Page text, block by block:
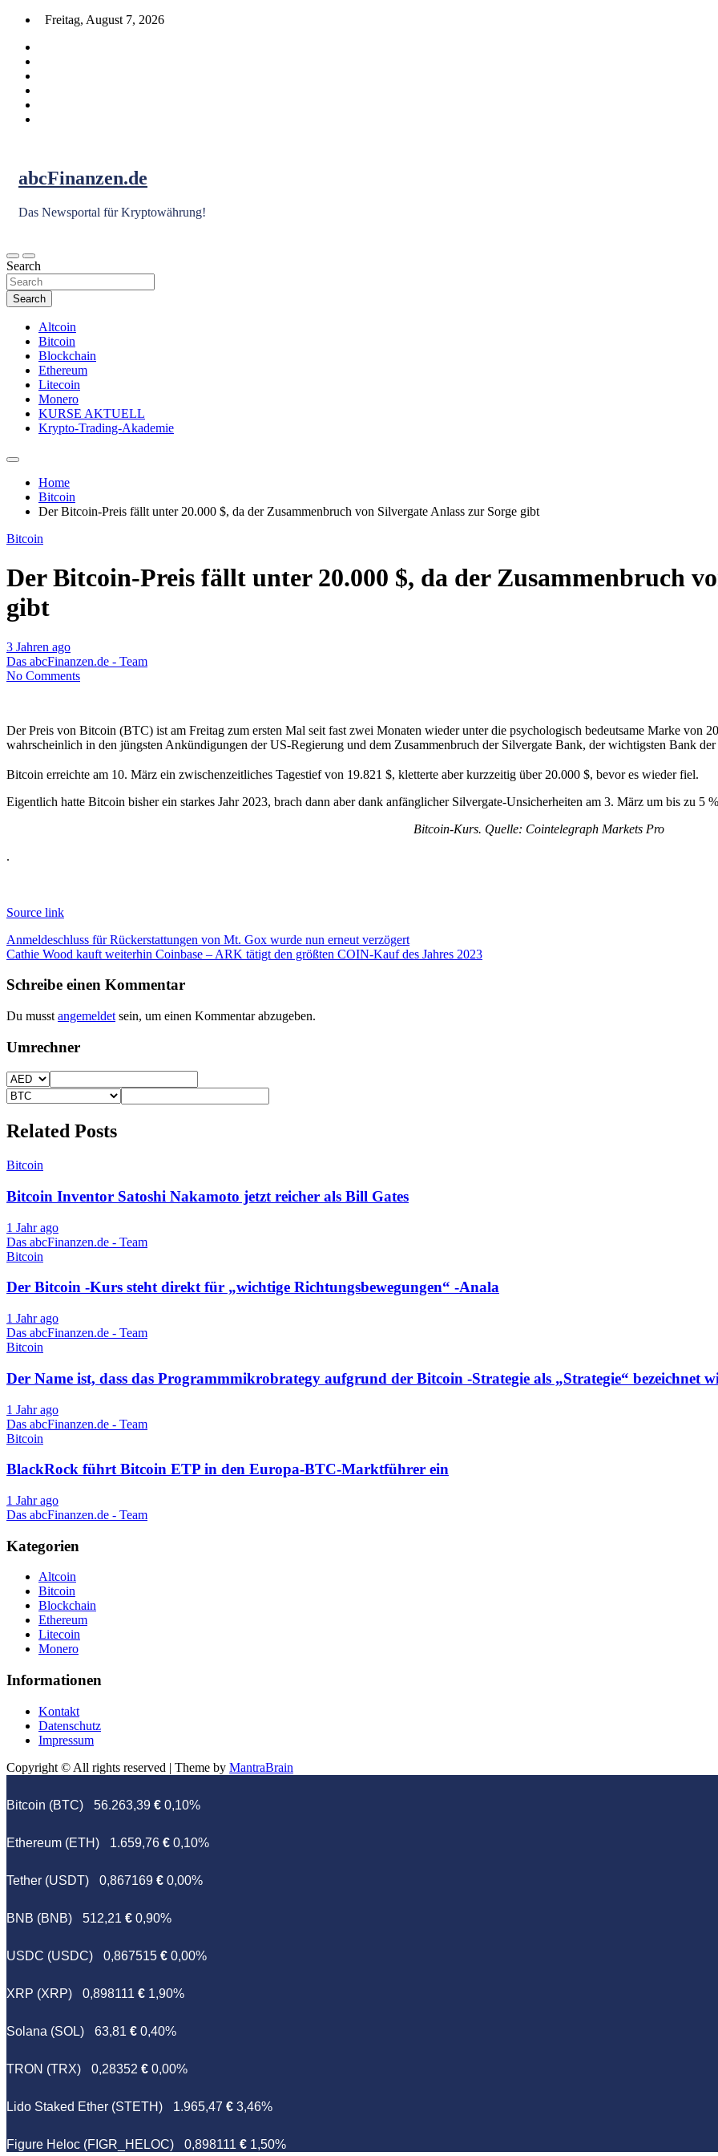
Skip
content
Freitag, August 7, 2026
abcFinanzen.de
Das Newsportal für Kryptowährung!
Search
Search
Altcoin
Bitcoin
Blockchain
Ethereum
Litecoin
Monero
KURSE AKTUELL
Krypto-Trading-Akademie
Home
Bitcoin
Der Bitcoin-Preis fällt unter 20.000 $, da der Zusammenbruch von Silvergate Anlass zur Sorge gibt
Bitcoin
Der Bitcoin-Preis fällt unter 20.000 $, da der Zusammenbruch
gibt
3 Jahren ago
Das abcFinanzen.de - Team
No Comments
Der Preis von Bitcoin (BTC) ist am Freitag zum ersten Mal seit fast zwei Monaten wieder unter die psychologisch bedeutsame Marke von
wahrscheinlich in den jüngsten Ankündigungen der US-Regierung und dem Zusammenbruch der Silvergate Bank, der wichtigsten Bank
Bitcoin erreichte am 10. März ein zwischenzeitliches Tagestief von 19.821 $, kletterte aber kurzzeitig über 20.000 $, bevor es wieder fiel.
Eigentlich hatte Bitcoin bisher ein starkes Jahr 2023, brach dann aber dank anfänglicher Silvergate-Unsicherheiten am 3. März um bis zu 5
Bitcoin-Kurs. Quelle: Cointelegraph Markets Pro
.
Source link
Beitragsnavigation
Anmeldeschluss für Rückerstattungen von Mt. Gox wurde nun erneut verzögert
Cathie Wood kauft weiterhin Coinbase – ARK tätigt den größten COIN-Kauf des Jahres 2023
Schreibe einen Kommentar
Du musst angemeldet sein, um einen Kommentar abzugeben.
Umrechner
Related Posts
Bitcoin
Bitcoin Inventor Satoshi Nakamoto jetzt reicher als Bill Gates
1 Jahr ago
Das abcFinanzen.de - Team
Bitcoin
Der Bitcoin -Kurs steht direkt für „wichtige Richtungsbewegungen“ -Anala
1 Jahr ago
Das abcFinanzen.de - Team
Bitcoin
Der Name ist, dass das Programmmikrobrategy aufgrund der Bitcoin -Strategie als „Strategie“ bezeichnet
1 Jahr ago
Das abcFinanzen.de - Team
Bitcoin
BlackRock führt Bitcoin ETP in den Europa-BTC-Marktführer ein
1 Jahr ago
Das abcFinanzen.de - Team
Kategorien
Altcoin
Bitcoin
Blockchain
Ethereum
Litecoin
Monero
Informationen
Kontakt
Datenschutz
Impressum
Copyright © All rights reserved | Theme by MantraBrain
Bitcoin (BTC) 56.263,39 € 0,10%
Ethereum (ETH) 1.659,76 € 0,10%
Tether (USDT) 0,867169 € 0,00%
BNB (BNB) 512,21 € 0,90%
USDC (USDC) 0,867515 € 0,00%
XRP (XRP) 0,898111 € 1,90%
Solana (SOL) 63,81 € 0,40%
TRON (TRX) 0,28352 € 0,00%
Lido Staked Ether (STETH) 1.965,47 € 3,46%
Figure Heloc (FIGR_HELOC) 0,898111 € 1,50%